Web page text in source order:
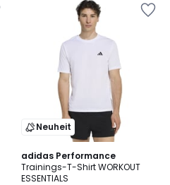
Neuheit
adidas Performance
Trainings-T-Shirt WORKOUT
ESSENTIALS
4,6
/ 5
3
Farben